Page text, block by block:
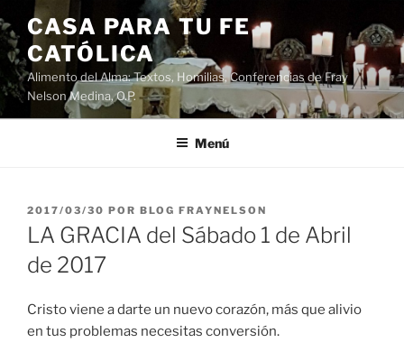
Saltar
al
contenido
CASA PARA TU FE
CATÓLICA
Alimento del Alma: Textos, Homilias, Conferencias de Fray
Nelson Medina, O.P.
Menú
PUBLICADO
EL
2017/03/30 POR BLOG FRAYNELSON
LA GRACIA del Sábado 1 de Abril
de 2017
Cristo viene a darte un nuevo corazón, más que alivio
en tus problemas necesitas conversión.